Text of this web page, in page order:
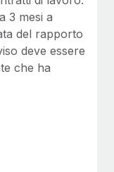
3 mesi a
del rapporto
deve essere
che ha